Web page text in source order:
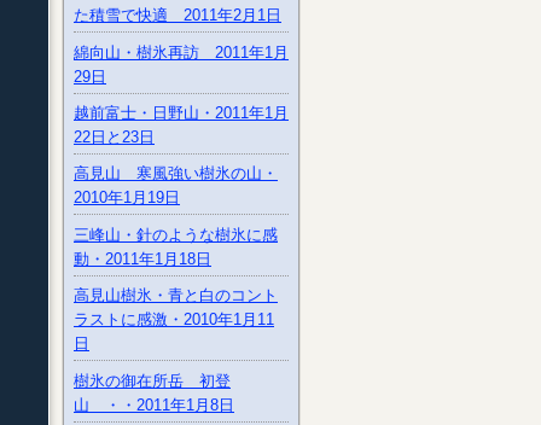
た積雪で快適 2011年2月1日
綿向山・樹氷再訪 2011年1月
29日
越前富士・日野山・2011年1月
22日と23日
高見山 寒風強い樹氷の山・
2010年1月19日
三峰山・針のような樹氷に感
動・2011年1月18日
高見山樹氷・青と白のコント
ラストに感激・2010年1月11
日
樹氷の御在所岳 初登
山 ・・2011年1月8日